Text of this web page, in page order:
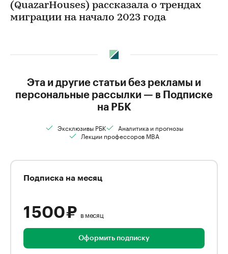
(QuazarHouses) рассказала о трендах
миграции на начало 2023 года
Эта и другие статьи без рекламы и
персональные рассылки — в Подписке
на РБК
Эксклюзивы РБК
Аналитика и прогнозы
Лекции профессоров MBA
Подписка на месяц
1 500 ₽ в месяц
Оформить подписку